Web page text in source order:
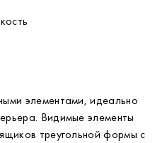
элементами, идеально
Видимые элементы
треугольной формы с